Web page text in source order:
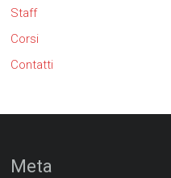
Staff
Corsi
Contatti
Meta